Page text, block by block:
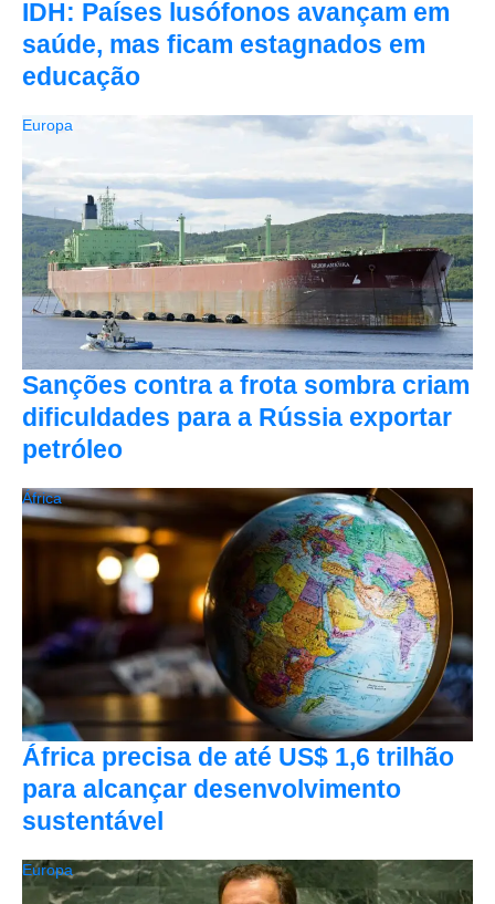
IDH: Países lusófonos avançam em
saúde, mas ficam estagnados em
educação
Sanções contra a frota sombra criam
dificuldades para a Rússia exportar
petróleo
Europa
África precisa de até US$ 1,6 trilhão
para alcançar desenvolvimento
sustentável
África
Europa